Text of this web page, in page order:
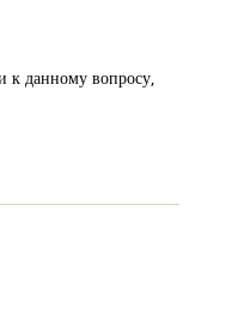
к данному вопросу,